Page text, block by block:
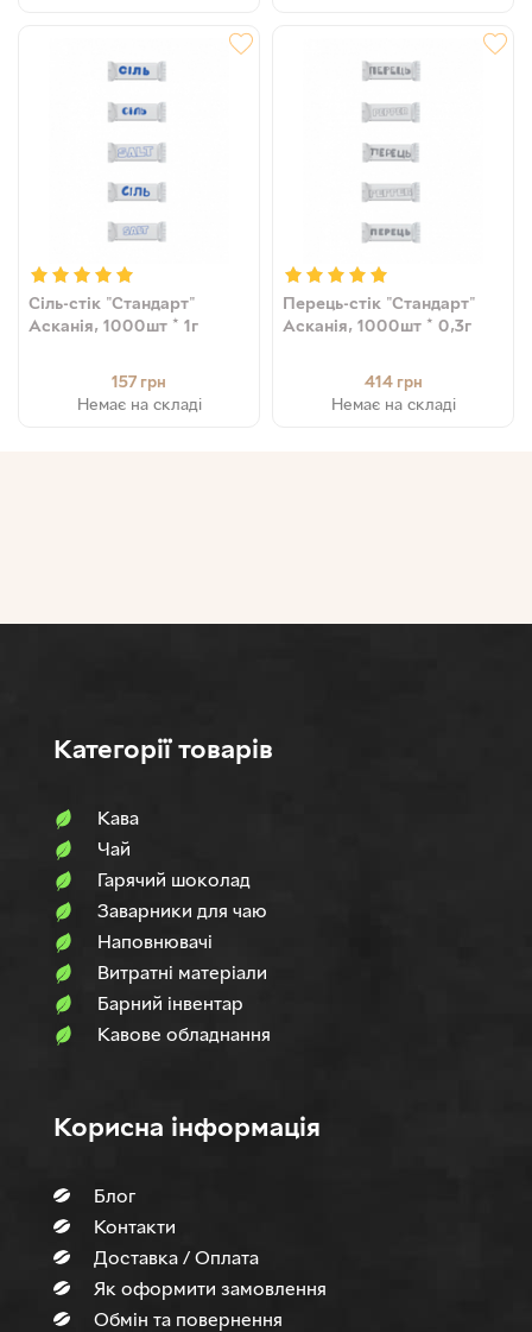
Сіль-стік "Стандарт"
Асканія, 1000шт * 1г
157 грн
Немає на складі
Перець-стік "Стандарт"
Асканія, 1000шт * 0,3г
414 грн
Немає на складі
Категорії товарів
Кава
Чай
Гарячий шоколад
Заварники для чаю
Наповнювачi
Витратні матеріали
Барний інвентар
Кавове обладнання
Корисна інформація
Блог
Контакти
Доставка / Оплата
Як оформити замовлення
Обмін та повернення